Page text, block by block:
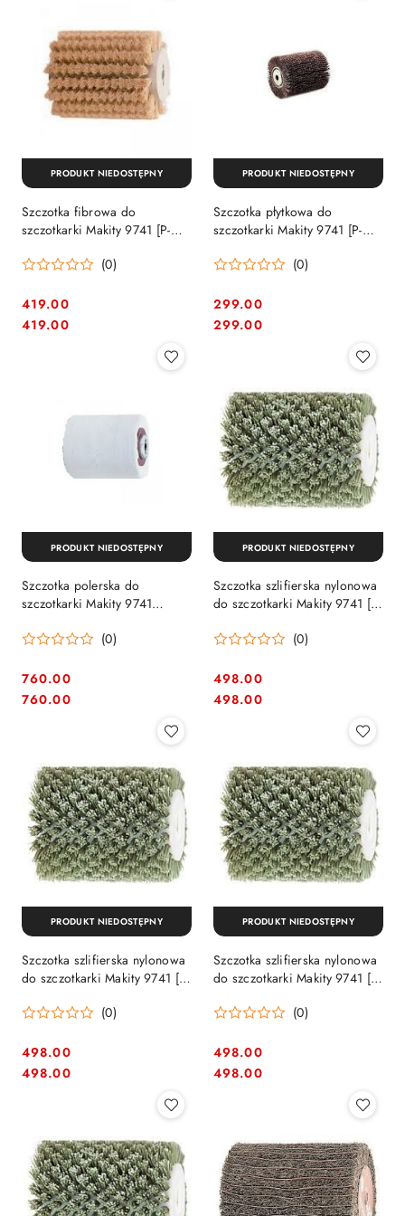
Szczotka fibrowa do
szczotkarki Makity 9741 [P-
(0)
Cena:
419.00
Cena:
419.00
PRODUKT NIEDOSTĘPNY
Szczotka płytkowa do
szczotkarki Makity 9741 [P-
(0)
Cena:
299.00
Cena:
299.00
PRODUKT NIEDOSTĘPNY
Szczotka polerska do
szczotkarki Makity 9741
(0)
Cena:
760.00
Cena:
760.00
PRODUKT NIEDOSTĘPNY
Szczotka szlifierska nylonowa
do szczotkarki Makity 9741 [P-
(0)
Cena:
498.00
Cena:
498.00
PRODUKT NIEDOSTĘPNY
Szczotka szlifierska nylonowa
do szczotkarki Makity 9741 [P-
(0)
Cena:
498.00
Cena:
498.00
PRODUKT NIEDOSTĘPNY
Szczotka szlifierska nylonowa
do szczotkarki Makity 9741 [P-
(0)
Cena:
498.00
Cena:
498.00
PRODUKT NIEDOSTĘPNY